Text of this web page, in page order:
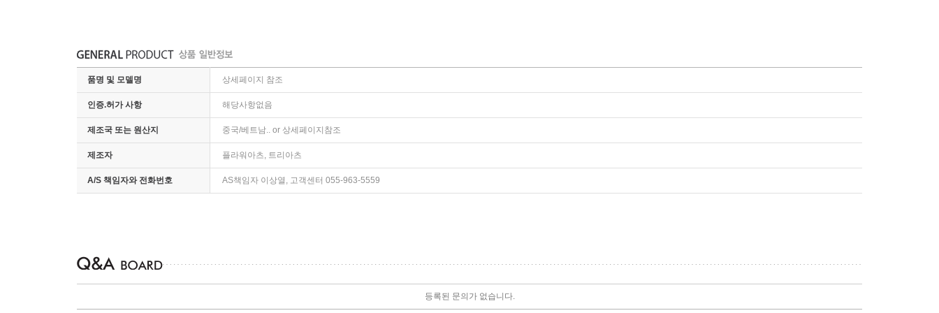
품명 및 모델명 상세페이지 참조
인증.허가 사항 해당사항없음
제조국 또는 원산지 중국/베트남.. or 상세페이지참조
제조자 플라워아츠, 트리아츠
A/S 책임자와 전화번호 AS책임자 이상열, 고객센터 055-963-5559
등록된 문의가 없습니다.